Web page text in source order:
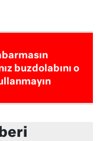
buzdolabını o